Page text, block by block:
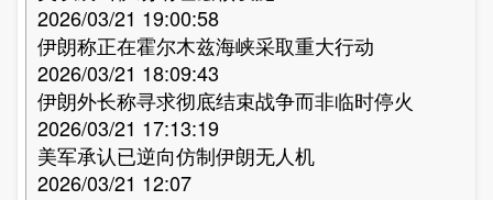
2026/03/21 19:00:58
伊朗称正在霍尔木兹海峡采取重大行动
2026/03/21 18:09:43
伊朗外长称寻求彻底结束战争而非临时停火
2026/03/21 17:13:19
美军承认已逆向仿制伊朗无人机
2026/03/21 12:07